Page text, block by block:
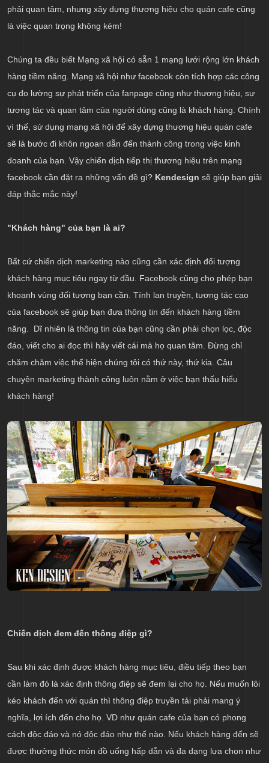
phải quan tâm, nhưng xây dựng thương hiệu cho quán cafe cũng
là việc quan trọng không kém!
Chúng ta đều biết Mạng xã hội có sẵn 1 mạng lưới rộng lớn khách
hàng tiềm năng. Mạng xã hội như facebook còn tích hợp các công
cụ đo lường sự phát triển của fanpage cũng như thương hiệu, sự
tương tác và quan tâm của người dùng cũng là khách hàng. Chính
vì thế, sử dụng mạng xã hội để xây dựng thương hiệu quán cafe
sẽ là bước đi khôn ngoan dẫn đến thành công trong việc kinh
doanh của bạn. Vậy chiến dịch tiếp thị thương hiệu trên mạng
facebook cần đặt ra những vấn đề gì? Kendesign sẽ giúp bạn giải
đáp thắc mắc này!
"Khách hàng" của bạn là ai?
Bất cứ chiến dịch marketing nào cũng cần xác định đối tượng
khách hàng mục tiêu ngay từ đầu. Facebook cũng cho phép bạn
khoanh vùng đối tượng bạn cần. Tính lan truyền, tương tác cao
của facebook sẽ giúp bạn đưa thông tin đến khách hàng tiềm
năng. Dĩ nhiên là thông tin của bạn cũng cần phải chọn lọc, độc
đáo, viết cho ai đọc thì hãy viết cái mà họ quan tâm. Đừng chỉ
chăm chăm việc thể hiện chúng tôi có thứ này, thứ kia. Câu
chuyện marketing thành công luôn nằm ở việc bạn thấu hiểu
khách hàng!
Chiến dịch đem đến thông điệp gì?
Sau khi xác định được khách hàng mục tiêu, điều tiếp theo bạn
cần làm đó là xác định thông điệp sẽ đem lại cho họ. Nếu muốn lôi
kéo khách đến với quán thì thông điệp truyền tải phải mang ý
nghĩa, lợi ích đến cho họ. VD như quán cafe của bạn có phong
cách độc đáo và nó độc đáo như thế nào. Nếu khách hàng đến sẽ
được thưởng thức món đồ uống hấp dẫn và đa dạng lựa chọn như